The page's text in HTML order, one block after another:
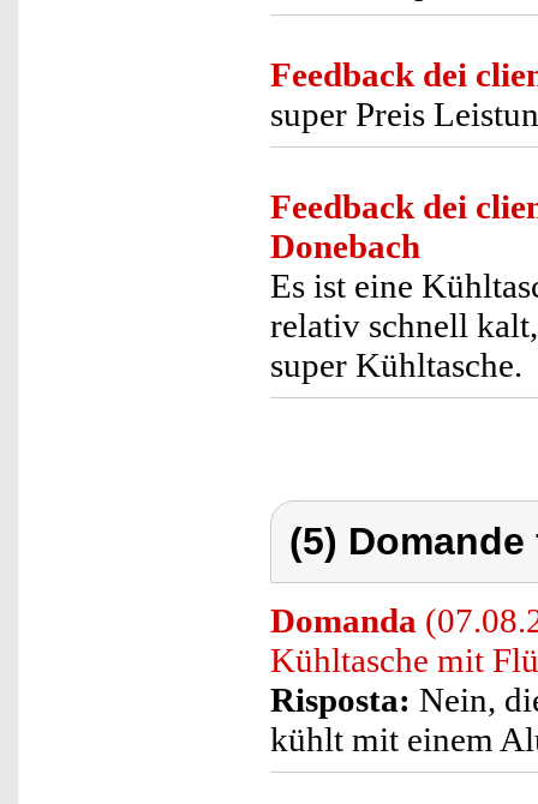
Feedback dei
super Preis
Feedback dei
Donebach
Es ist eine
relativ schnell
super Kühltasche.
(5)
Domanda
Kühltasche mit
Risposta: Nein,
kühlt mit einem